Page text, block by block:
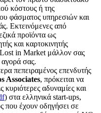
κόστους ή της
φάσματος υπηρεσιών και
Εκτεινόμενες από
προϊόντα ως
και καρτοκινητής
Lost in Market μάλλον σας
αγορά σας.
πεπειραμένος επενδυτής
Associates, πρόκειται να
κυριότερες αδυναμίες και
) στα ελληνικά start-ups,
που έχουν οδηγήσει σε